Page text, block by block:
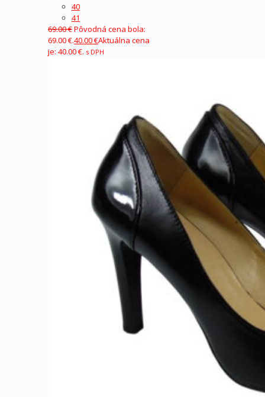
40
41
69.00€Pôvodná cena bola:
69.00 €.40.00€Aktuálna cena
je: 40.00 €. s DPH